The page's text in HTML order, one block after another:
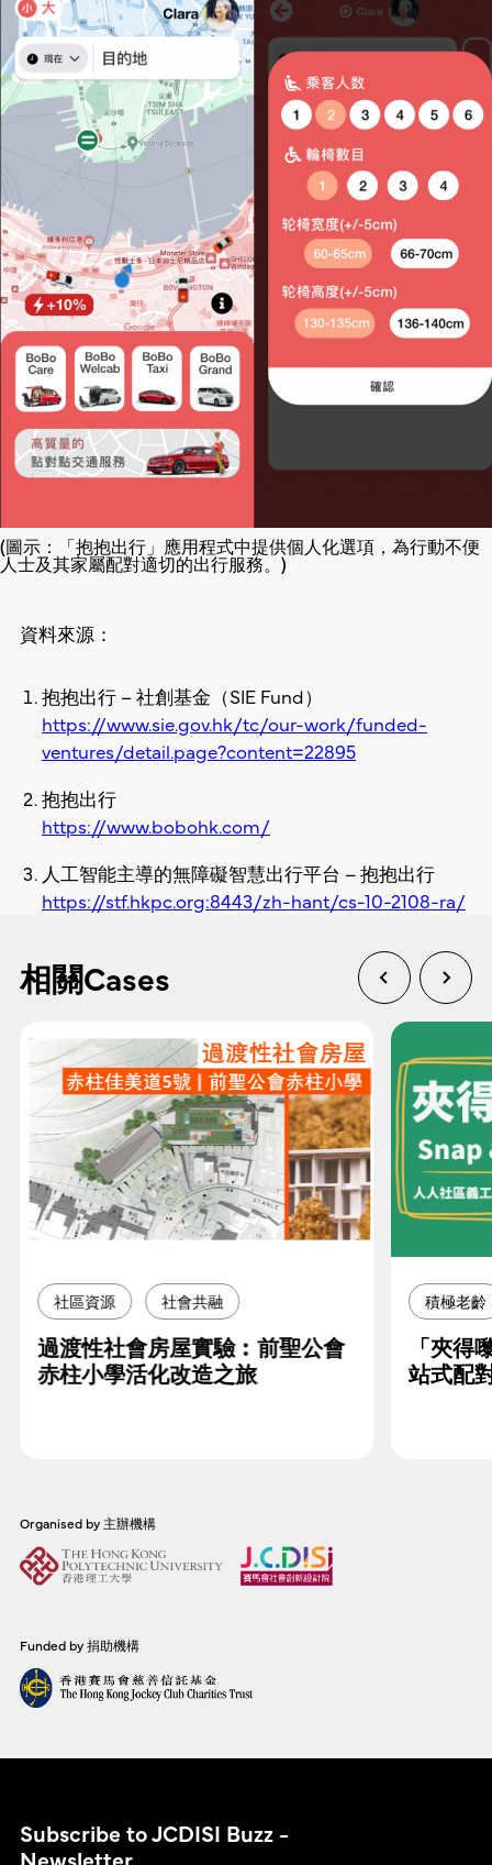
(圖示：「抱抱出行」應用程式中提供個人化選項，為行動不便
人士及其家屬配對適切的出行服務。)
資料來源：
抱抱出行 – 社創基金（SIE Fund）
https://www.sie.gov.hk/tc/our-work/funded-
ventures/detail.page?content=22895
抱抱出行
https://www.bobohk.com/
人工智能主導的無障礙智慧出行平台 – 抱抱出行
https://stf.hkpc.org:8443/zh-hant/cs-10-2108-ra/
相關Cases
社區資源 社會共融
過渡性社會房屋實驗︰前聖公會
赤柱小學活化改造之旅
積極老齡
「夾得
站式配
Organised by 主辦機構
Funded by 捐助機構
Subscribe to JCDISI Buzz -
Newsletter